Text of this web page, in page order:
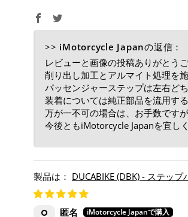
>> iMotorcycle Japanの返信：
レビューと画像の投稿ありがとう
削り出し加工とアルマイト処理を
パッセンジャーステップは左右ど
装着については純正部品を流用す
万が一不可の場合は、お手数です
今後ともiMotorcycle Japanを宜し
DUCABIKE (DBK) - ステッ
'23-24
匿名